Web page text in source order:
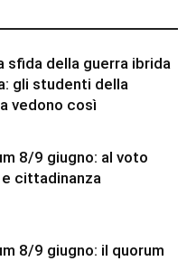
sfida della guerra ibrida
gli studenti della
vedono così
8/9 giugno: al voto
cittadinanza
8/9 giugno: il quorum